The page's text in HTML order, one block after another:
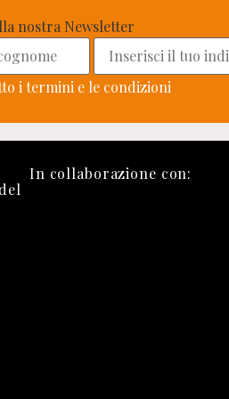
nostra Newsletter
i termini e le condizioni
In collaborazione con: